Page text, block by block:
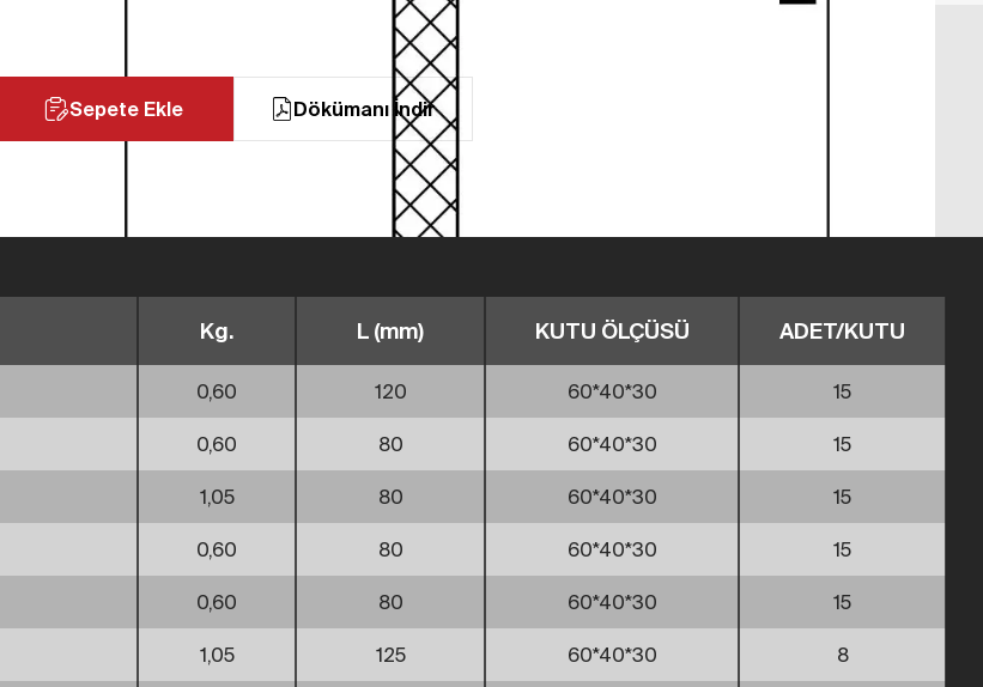
Sepete Ekle Dökümanı İndir
Kg. L (mm) KUTU ÖLÇÜSÜ ADET/KUTU
0,60 120 60*40*30 15
0,60 80 60*40*30 15
1,05 80 60*40*30 15
0,60 80 60*40*30 15
0,60 80 60*40*30 15
1,05 125 60*40*30 8